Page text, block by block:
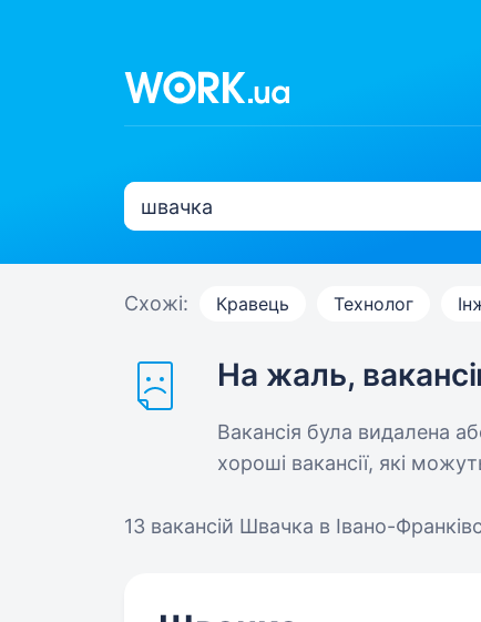
Схожі: Кравець Технолог
На жаль,
Вакансія була видалена
хороші вакансії, які
13 вакансій Швачка в Івано-